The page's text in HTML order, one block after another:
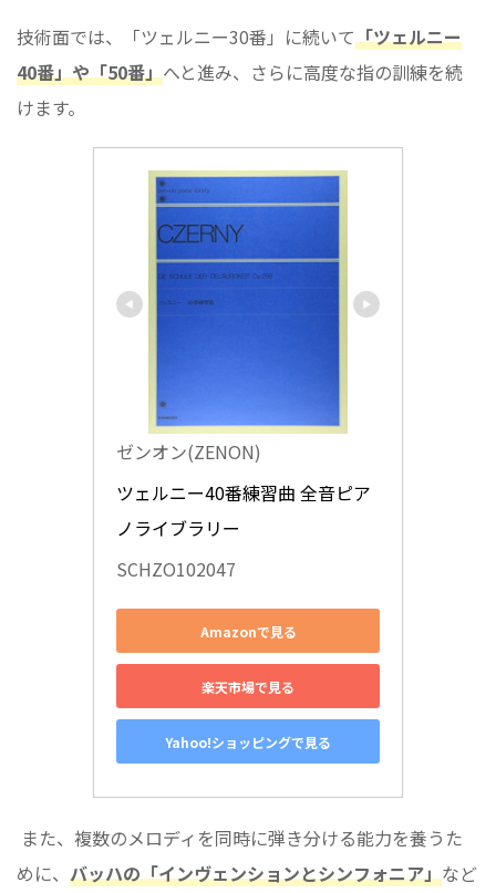
技術面では、「ツェルニー30番」に続いて「ツェルニー
40番」や「50番」へと進み、さらに高度な指の訓練を続
けます。
ゼンオン(ZENON)
ツェルニー40番練習曲 全音ピア
ノライブラリー
SCHZO102047
Amazonで見る
楽天市場で見る
Yahoo!ショッピングで見る
また、複数のメロディを同時に弾き分ける能力を養うた
めに、 バッハの「インヴェンションとシンフォニア」など